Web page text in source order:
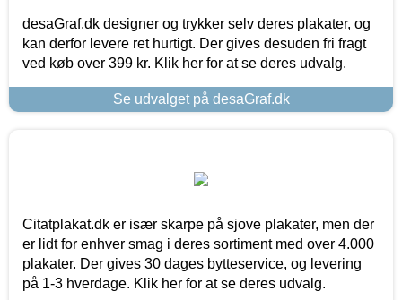
desaGraf.dk designer og trykker selv deres plakater, og
kan derfor levere ret hurtigt. Der gives desuden fri fragt
ved køb over 399 kr. Klik her for at se deres udvalg.
Se udvalget på desaGraf.dk
Citatplakat.dk er især skarpe på sjove plakater, men der
er lidt for enhver smag i deres sortiment med over 4.000
plakater. Der gives 30 dages bytteservice, og levering
på 1-3 hverdage. Klik her for at se deres udvalg.